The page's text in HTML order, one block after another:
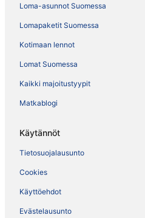
Loma-asunnot Suomessa
Lomapaketit Suomessa
Kotimaan lennot
Lomat Suomessa
Kaikki majoitustyypit
Matkablogi
Käytännöt
Tietosuojalausunto
Cookies
Käyttöehdot
Evästelausunto